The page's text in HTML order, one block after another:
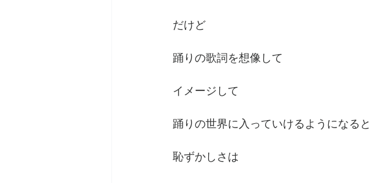
だけど
踊りの歌詞を想像して
イメージして
踊りの世界に入っていけるようになると
恥ずかしさは